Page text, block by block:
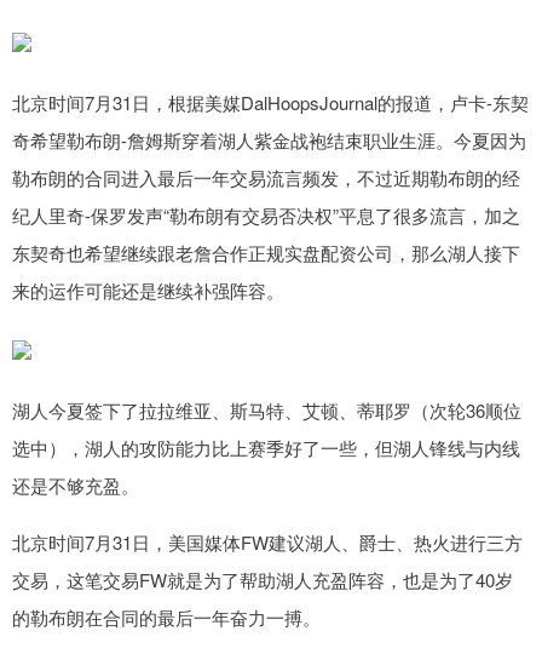
北京时间7月31日，根据美媒DalHoopsJournal的报道，卢卡-东契
奇希望勒布朗-詹姆斯穿着湖人紫金战袍结束职业生涯。今夏因为
勒布朗的合同进入最后一年交易流言频发，不过近期勒布朗的经
纪人里奇-保罗发声“勒布朗有交易否决权”平息了很多流言，加之
东契奇也希望继续跟老詹合作正规实盘配资公司，那么湖人接下
来的运作可能还是继续补强阵容。
湖人今夏签下了拉拉维亚、斯马特、艾顿、蒂耶罗（次轮36顺位
选中），湖人的攻防能力比上赛季好了一些，但湖人锋线与内线
还是不够充盈。
北京时间7月31日，美国媒体FW建议湖人、爵士、热火进行三方
交易，这笔交易FW就是为了帮助湖人充盈阵容，也是为了40岁
的勒布朗在合同的最后一年奋力一搏。